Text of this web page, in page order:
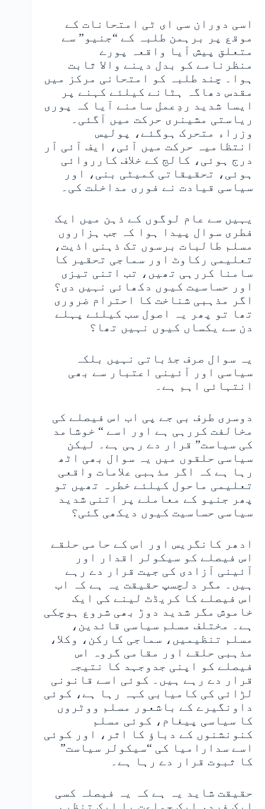
اسی دوران سی ای ٹی امتحانات کے
موقع پر برہمن طلبہ کے “جنیو” سے
متعلق پیش آیا واقعہ پورے
منظرنامے کو بدل دینے والا ثابت
ہوا۔ چند طلبہ کو امتحانی مرکز میں
مقدس دھاگہ ہٹانے کیلئے کہنے پر
ایسا شدید ردِعمل سامنے آیا کہ پوری
ریاستی مشینری حرکت میں آگئی۔
وزراء متحرک ہوگئے، پولیس
انتظامیہ حرکت میں آئی، ایف آئی آر
درج ہوئی، کالج کے خلاف کارروائی
ہوئی، تحقیقاتی کمیٹی بنی، اور
سیاسی قیادت نے فوری مداخلت کی۔
یہیں سے عام لوگوں کے ذہن میں ایک
فطری سوال پیدا ہوا کہ جب ہزاروں
مسلم طالبات برسوں تک ذہنی اذیت،
تعلیمی رکاوٹ اور سماجی تحقیر کا
سامنا کررہی تھیں، تب اتنی تیزی
اور حساسیت کیوں دکھائی نہیں دی؟
اگر مذہبی شناخت کا احترام ضروری
تھا تو پھر یہ اصول سب کیلئے پہلے
دن سے یکساں کیوں نہیں تھا؟
یہ سوال صرف جذباتی نہیں بلکہ
سیاسی اور آئینی اعتبار سے بھی
انتہائی اہم ہے۔
دوسری طرف بی جے پی اب اس فیصلے کی
مخالفت کررہی ہے اور اسے “ خوشامد
کی سیاست” قرار دے رہی ہے۔ لیکن
سیاسی حلقوں میں یہ سوال بھی اٹھ
رہا ہے کہ اگر مذہبی علامات واقعی
تعلیمی ماحول کیلئے خطرہ تھیں تو
پھر جنیو کے معاملے پر اتنی شدید
سیاسی حساسیت کیوں دیکھی گئی؟
ادھر کانگریس اور اس کے حامی حلقے
اس فیصلے کو سیکولر اقدار اور
آئینی آزادی کی جیت قرار دے رہے
ہیں۔ مگر دلچسپ حقیقت یہ ہے کہ اب
اس فیصلے کا کریڈٹ لینے کی ایک
خاموش مگر شدید دوڑ بھی شروع ہوچکی
ہے۔ مختلف مسلم سیاسی قائدین،
مسلم تنظیمیں، سماجی کارکن، وکلا،
مذہبی حلقے اور مقامی گروہ اس
فیصلے کو اپنی جدوجہد کا نتیجہ
قرار دے رہے ہیں۔ کوئی اسے قانونی
لڑائی کی کامیابی کہہ رہا ہے، کوئی
داونگیرے کے باشعور مسلم ووٹروں
کا سیاسی پیغام، کوئی مسلم
کنونشنوں کے دباؤ کا اثر، اور کوئی
اسے سدارامیا کی “سیکولر سیاست”
کا ثبوت قرار دے رہا ہے۔
حقیقت شاید یہ ہے کہ یہ فیصلہ کسی
ایک فرد، ایک جماعت یا ایک تنظیم